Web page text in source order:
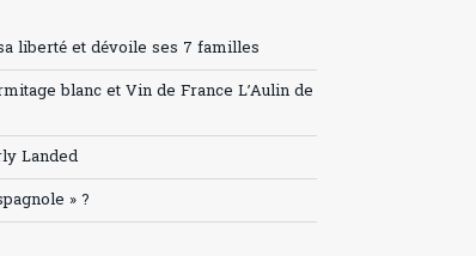
liberté et dévoile ses 7 familles
blanc et Vin de France L’Aulin de
Landed
» ?